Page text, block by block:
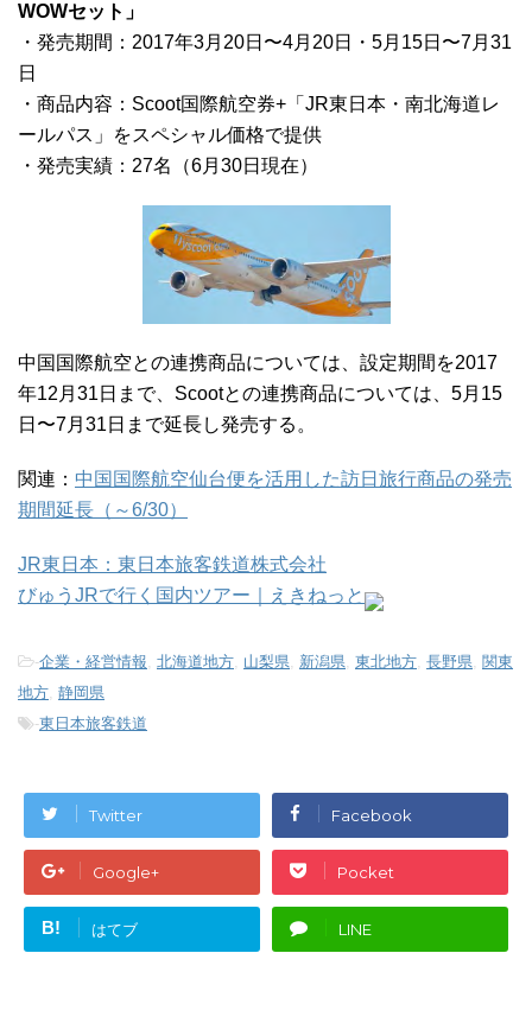
WOWセット」
・発売期間：2017年3月20日〜4月20日・5月15日〜7月31
日
・商品内容：Scoot国際航空券+「JR東日本・南北海道レ
ールパス」をスペシャル価格で提供
・発売実績：27名（6月30日現在）
中国国際航空との連携商品については、設定期間を2017
年12月31日まで、Scootとの連携商品については、5月15
日〜7月31日まで延長し発売する。
関連： 中国国際航空仙台便を活用した訪日旅行商品の発売
期間延長（～6/30）
JR東日本：東日本旅客鉄道株式会社
びゅうJRで行く国内ツアー｜えきねっと
-企業・経営情報, 北海道地方, 山梨県, 新潟県, 東北地方, 長野県, 関東
地方, 静岡県
-東日本旅客鉄道
Twitter Facebook
Google+ Pocket
B! はてブ LINE